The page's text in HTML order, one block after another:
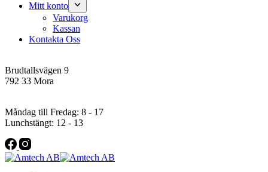
Mitt konto
Varukorg
Kassan
Kontakta Oss
Brudtallsvägen 9
792 33 Mora
Måndag till Fredag: 8 - 17
Lunchstängt: 12 - 13